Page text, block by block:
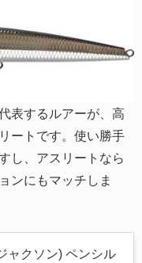
表するルアーが、高
ートです。使い勝手
し、アスリートなら
ンにもマッチしま
ャクソン) ペンシル